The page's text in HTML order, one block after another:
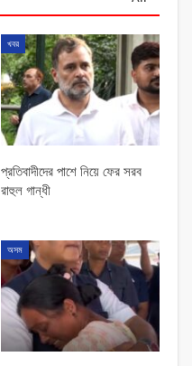
খবর
প্রতিবাদীদের পাশে নিয়ে ফের সরব
রাহুল গান্ধী
অসম